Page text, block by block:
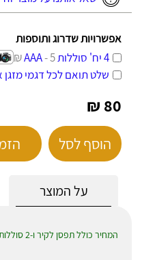
אפשרויות שדרוג ותוספות
4 יח' סוללות AAA
- 5 ₪
שלט תואם לכל דגמי
80 ₪
הוסף לסל
על המוצר
המחיר כולל תפסן לקיר ו-2 סוללות AAA 1.5V